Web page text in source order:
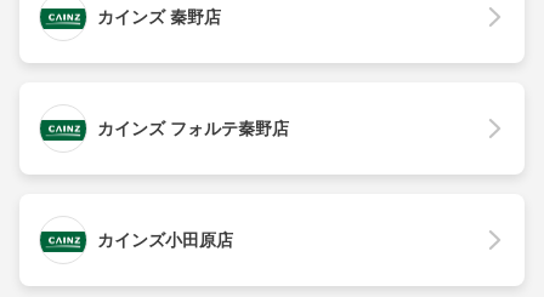
カインズ 秦野店
カインズ フォルテ秦野店
カインズ小田原店